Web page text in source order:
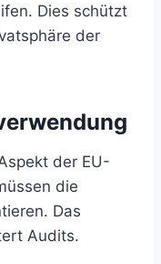
Dies schützt
der
der EU-
die
Das
Audits.